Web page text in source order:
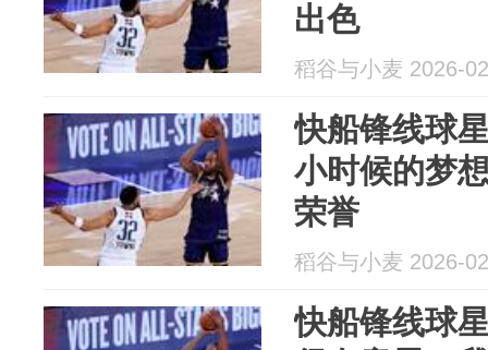
出色
稻谷与小麦 2026-
快船锋线球
小时候的梦
荣誉
稻谷与小麦 2026-
快船锋线球